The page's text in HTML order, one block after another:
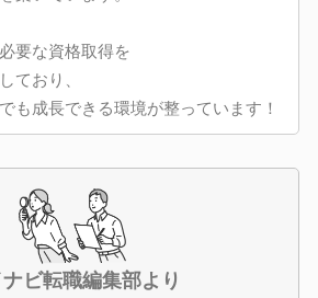
要な資格取得を
ており、
も成長できる環境が整っています！
ビ転職編集部より